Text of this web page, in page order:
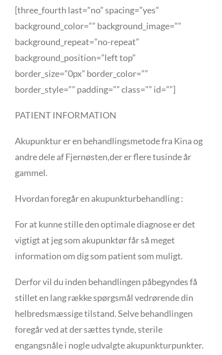
[three_fourth last=”no” spacing=”yes”
background_color=”” background_image=””
background_repeat=”no-repeat”
background_position=”left top”
border_size=”0px” border_color=””
border_style=”” padding=”” class=”” id=””]
PATIENT INFORMATION
Akupunktur er en behandlingsmetode fra Kina og
andre dele af Fjernøsten,der er flere tusinde år
gammel.
Hvordan foregår en akupunkturbehandling :
For at kunne stille den optimale diagnose er det
vigtigt at jeg som akupunktør får så meget
information om dig som patient som muligt.
Derfor vil du inden behandlingen påbegyndes få
stillet en lang række spørgsmål vedrørende din
helbredsmæssige tilstand. Selve behandlingen
foregår ved at der sættes tynde, sterile
engangsnåle i nogle udvalgte akupunkturpunkter.